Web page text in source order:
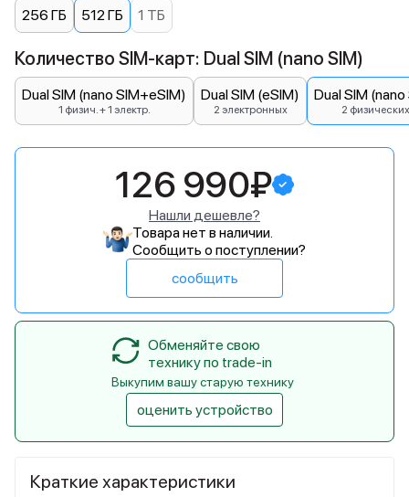
Краткие характеристики
256 ГБ 512 ГБ 1 ТБ
Количество SIM-карт: Dual SIM (nano SIM)
Dual SIM (nano SIM+eSIM)
1 физич. + 1 электр.
Dual SIM (eSIM)
2 электронных
Dual SIM
2 физических
126 990₽
Нашли дешевле?
Товара нет в наличии.
Сообщить о поступлении?
сообщить
Обменяйте свою
технику по trade-in
Выкупим вашу старую технику
оценить устройство